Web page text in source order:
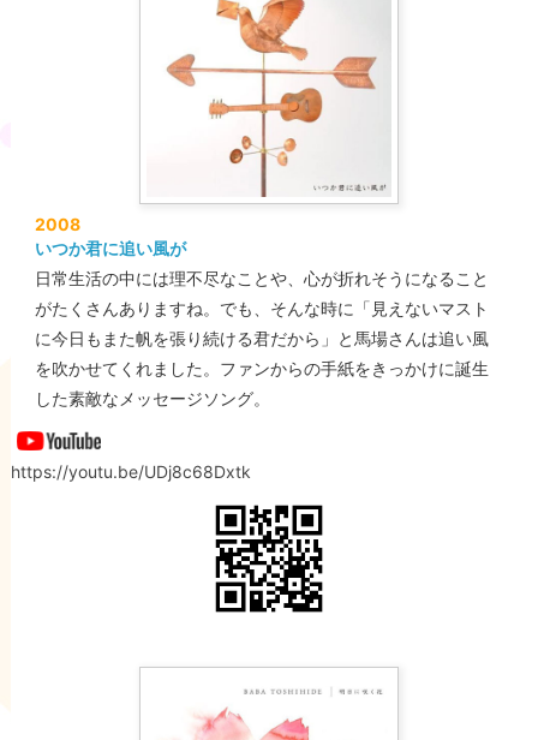
2008
いつか君に追い風が
日常生活の中には理不尽なことや、心が折れそうになること
がたくさんありますね。でも、そんな時に「見えないマスト
に今日もまた帆を張り続ける君だから」と馬場さんは追い風
を吹かせてくれました。ファンからの手紙をきっかけに誕生
した素敵なメッセージソング。
https://youtu.be/UDj8c68Dxtk